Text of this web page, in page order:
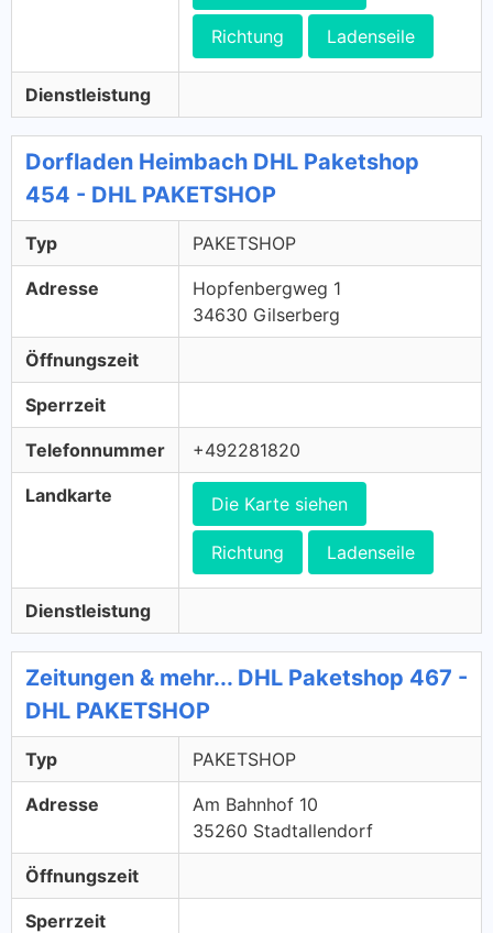
Richtung Ladenseile
Dienstleistung
Dorfladen Heimbach DHL Paketshop
454 - DHL PAKETSHOP
Typ PAKETSHOP
Adresse
Hopfenbergweg 1
34630 Gilserberg
Öffnungszeit
Sperrzeit
Telefonnummer +492281820
Landkarte Die Karte siehen
Richtung Ladenseile
Dienstleistung
Zeitungen & mehr... DHL Paketshop 467 -
DHL PAKETSHOP
Typ PAKETSHOP
Adresse
Am Bahnhof 10
35260 Stadtallendorf
Öffnungszeit
Sperrzeit